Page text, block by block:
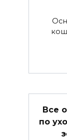
Все
по